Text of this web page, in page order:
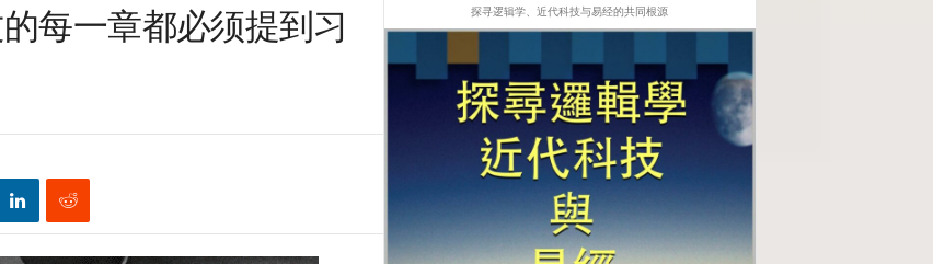
每一章都必须提到习
探寻逻辑学、近代科技与易经的共同根源